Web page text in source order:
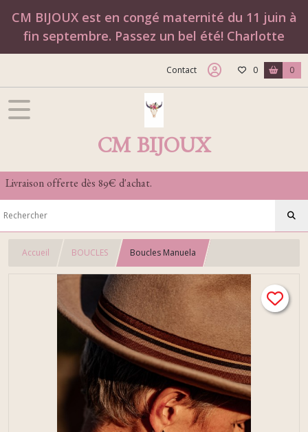
CM BIJOUX est en congé maternité du 11 juin à
fin septembre. Passez un bel été! Charlotte
Contact 0 0
CM BIJOUX
Livraison offerte dès 89€ d'achat.
Accueil BOUCLES Boucles Manuela